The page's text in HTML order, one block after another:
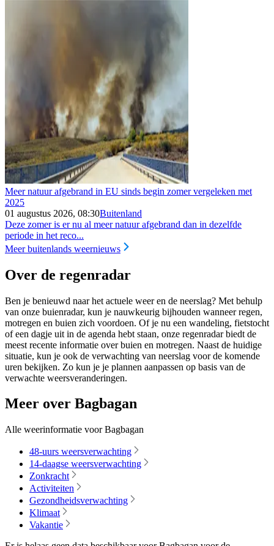
Meer natuur afgebrand in EU sinds begin zomer vergeleken met
2025
01 augustus 2026, 08:30Buitenland
Deze zomer is er nu al meer natuur afgebrand dan in dezelfde
periode in het reco...
Meer buitenlands weernieuws
Over de regenradar
Ben je benieuwd naar het actuele weer en de neerslag? Met behulp
van onze buienradar, kun je nauwkeurig bijhouden wanneer regen,
motregen en buien zich voordoen. Of je nu een wandeling, fietstocht
of een dagje uit in de agenda hebt staan, onze regenradar biedt de
meest recente informatie over buien en motregen. Naast de huidige
situatie, kun je ook de verwachting van neerslag voor de komende
uren bekijken. Zo kun je je plannen aanpassen op basis van de
verwachte weersveranderingen.
Meer over Bagbagan
Alle weerinformatie voor Bagbagan
48-uurs weersverwachting
14-daagse weersverwachting
Zonkracht
Activiteiten
Gezondheidsverwachting
Klimaat
Vakantie